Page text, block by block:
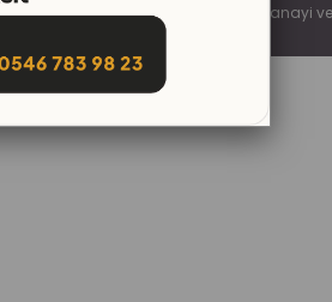
Kreş Market Özel Eğitim Hizmetleri Sanayi ve